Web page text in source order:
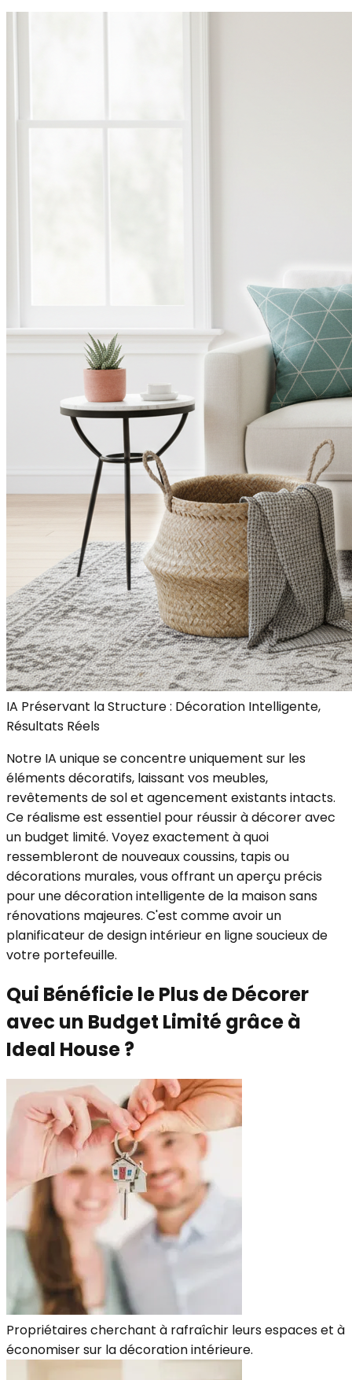
IA Préservant la Structure : Décoration Intelligente,
Résultats Réels
Notre IA unique se concentre uniquement sur les
éléments décoratifs, laissant vos meubles,
revêtements de sol et agencement existants intacts.
Ce réalisme est essentiel pour réussir à décorer avec
un budget limité. Voyez exactement à quoi
ressembleront de nouveaux coussins, tapis ou
décorations murales, vous offrant un aperçu précis
pour une décoration intelligente de la maison sans
rénovations majeures. C'est comme avoir un
planificateur de design intérieur en ligne soucieux de
votre portefeuille.
Qui Bénéficie le Plus de Décorer
avec un Budget Limité grâce à
Ideal House ?
Propriétaires cherchant à rafraîchir leurs espaces et à
économiser sur la décoration intérieure.